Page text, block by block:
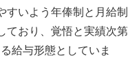
すいよう年俸制と月給制
ており、覚悟と実績次第
給与形態としていま